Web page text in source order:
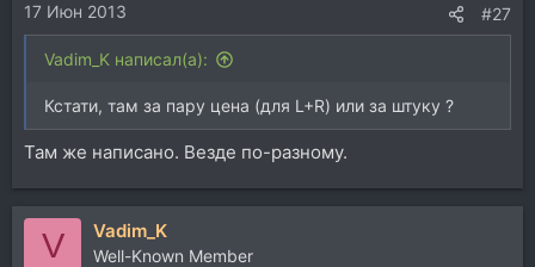
17 Июн 2013 #27
Vadim_K написал(а):
Кстати, там за пару цена (для L+R) или за штуку ?
Там же написано. Везде по-разному.
V Vadim_K
Well-Known Member